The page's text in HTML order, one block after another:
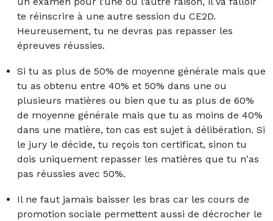
te réinscrire à une autre session du CE2D.
Heureusement, tu ne devras pas repasser les
épreuves réussies.
Si tu as plus de 50% de moyenne générale mais que
tu as obtenu entre 40% et 50% dans une ou
plusieurs matières ou bien que tu as plus de 60%
de moyenne générale mais que tu as moins de 40%
dans une matière, ton cas est sujet à délibération. Si
le jury le décide, tu reçois ton certificat, sinon tu
dois uniquement repasser les matières que tu n'as
pas réussies avec 50%.
Il ne faut jamais baisser les bras car les cours de
promotion sociale permettent aussi de décrocher le